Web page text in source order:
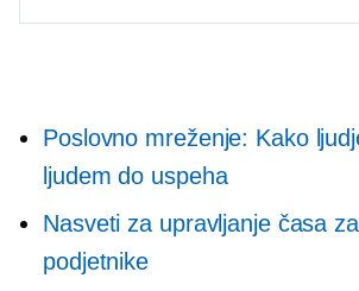
Poslovno mreženje: Kako
ljudem do uspeha
Nasveti za upravljanje časa
podjetnike